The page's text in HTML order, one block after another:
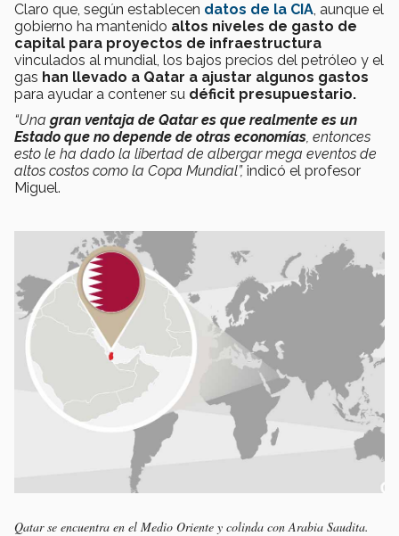
Claro que, según establecen datos de la CIA, aunque el
gobierno ha mantenido altos niveles de gasto de
capital para proyectos de infraestructura
vinculados al mundial, los bajos precios del petróleo y el
gas han llevado a Qatar a ajustar algunos gastos
para ayudar a contener su déficit presupuestario.
“Una gran ventaja de Qatar es que realmente es un
Estado que no depende de otras economías, entonces
esto le ha dado la libertad de albergar mega eventos de
altos costos como la Copa Mundial”, indicó el profesor
Miguel.
Qatar se encuentra en el Medio Oriente y colinda con Arabia Saudita.